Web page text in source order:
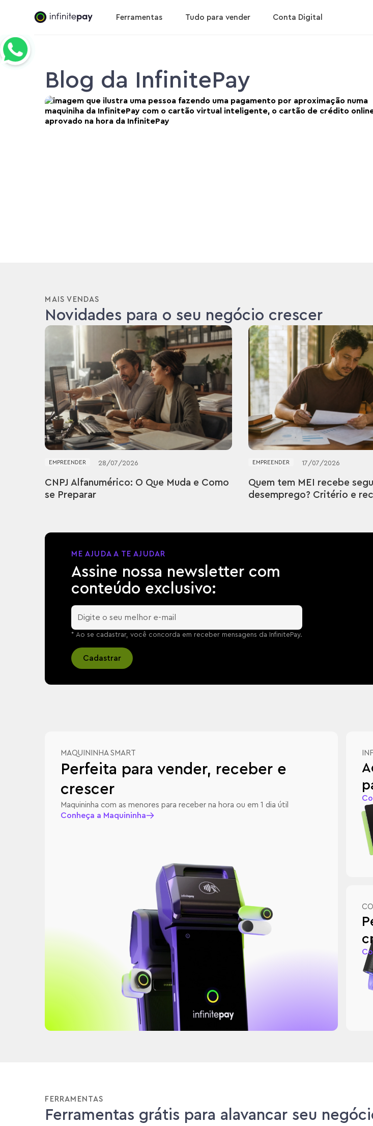
Ferramentas Tudo para vender Conta Digital
Blog da InfinitePay
MAIS VENDAS
Novidades para o seu negócio crescer
EMPREENDER 28/07/2026
CNPJ Alfanumérico: O Que Muda e Como
se Preparar
EMPREENDER 17/07/2026
Quem tem MEI recebe
desemprego? Critério e
ME AJUDA A TE AJUDAR
Assine nossa newsletter com
conteúdo exclusivo:
* Ao se cadastrar, você concorda em receber mensagens da InfinitePay.
MAQUININHA SMART
Perfeita para vender, receber e
crescer
Maquininha com as menores para receber na hora ou em 1 dia útil
Conheça a Maquininha
FERRAMENTAS
Ferramentas grátis para alavancar seu